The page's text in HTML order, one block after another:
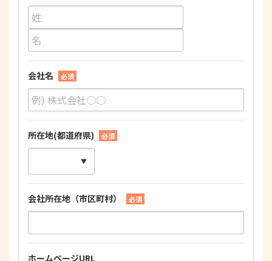
会社名 必須
所在地(都道府県) 必須
会社所在地（市区町村） 必須
ホームページURL